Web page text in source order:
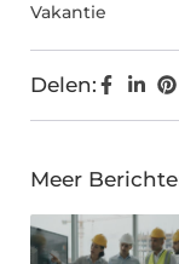
Vakantie
Delen:
Meer